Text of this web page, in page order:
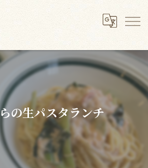
の生パスタランチ